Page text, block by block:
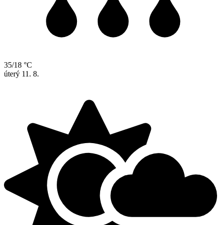
35/18 °C
úterý 11. 8.